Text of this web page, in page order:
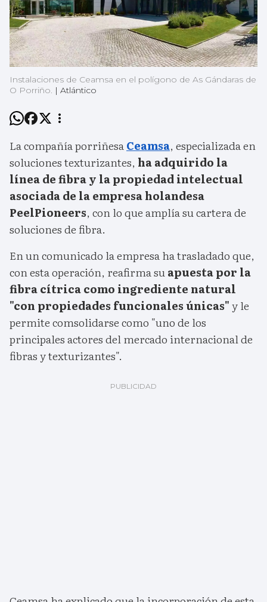
Instalaciones de Ceamsa en el polígono de As Gándaras de
O Porriño. | Atlántico
La compañía porriñesaCeamsa, especializada en
soluciones texturizantes, ha adquirido la
línea de fibra y la propiedad intelectual
asociada de la empresa holandesa
PeelPioneers, con lo que amplía su cartera de
soluciones de fibra.
En un comunicado la empresa ha trasladado que,
con esta operación, reafirma suapuesta por la
fibra cítrica como ingrediente natural
"con propiedades funcionales únicas"y le
permite comsolidarse como "uno de los
principales actores del mercado internacional de
fibras y texturizantes".